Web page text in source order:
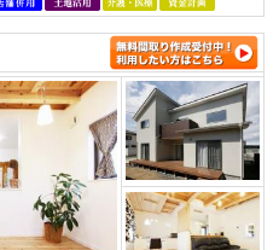
者！当社では、社長を含め社員全員が
的確にお応えできます。・専門性が高
大工さんが理解しているところ、白
きない部分があります。しかし、当
ム（株）